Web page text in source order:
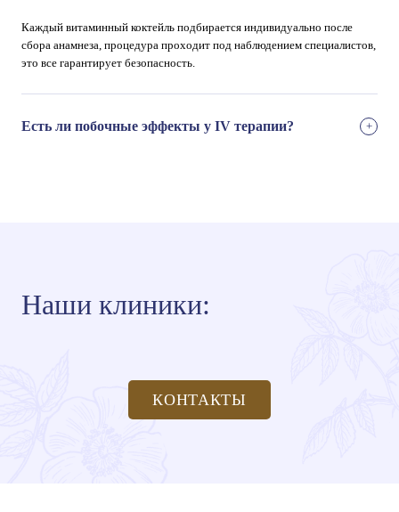
Каждый витаминный коктейль подбирается индивидуально после
сбора анамнеза, процедура проходит под наблюдением специалистов,
это все гарантирует безопасность.
Есть ли побочные эффекты у IV терапии?
Наши клиники:
КОНТАКТЫ